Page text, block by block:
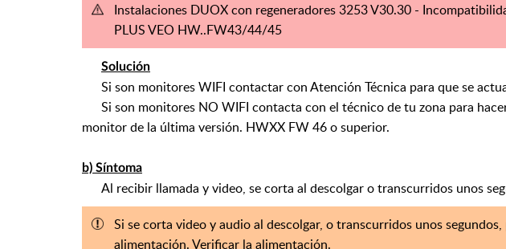
Instalaciones DUOX con regeneradores 3253 V30.30 -
PLUS VEO HW..FW43/44/45
Solución
Si son monitores WIFI contactar con Atención Técnica para que se
Si son monitores NO WIFI contacta con el técnico de tu zona para
monitor de la última versión. HWXX FW 46 o superior.
b) Síntoma
Al recibir llamada y video, se corta al descolgar o transcurridos unos
Si se corta video y audio al descolgar, o transcurridos unos
alimentación. Verificar la alimentación.